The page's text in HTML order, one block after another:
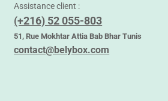
NETTOYANT
Assistance client :
(+216) 52 055-803
51, Rue Mokhtar Attia Bab Bhar Tunis
contact@belybox.com